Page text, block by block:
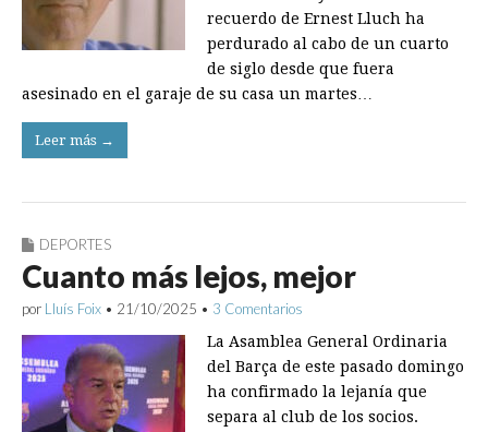
recuerdo de Ernest Lluch ha
perdurado al cabo de un cuarto
de siglo desde que fuera
asesinado en el garaje de su casa un martes…
Leer más →
DEPORTES
Cuanto más lejos, mejor
por Lluís Foix • 21/10/2025 • 3 Comentarios
La Asamblea General Ordinaria
del Barça de este pasado domingo
ha confirmado la lejanía que
separa al club de los socios.